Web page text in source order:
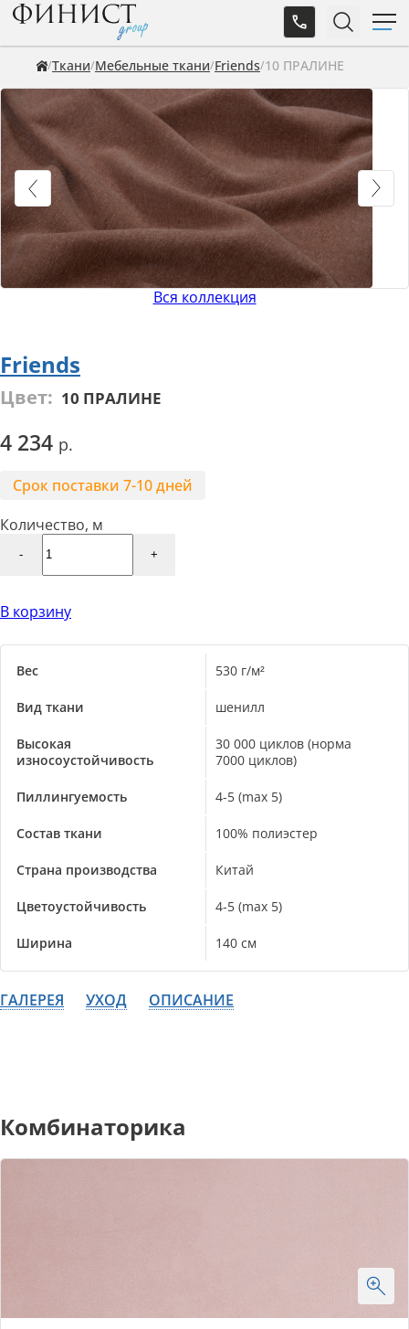
Ткани Мебельные ткани Friends 10 ПРАЛИНЕ
Вся коллекция
Friends
Цвет: 10 ПРАЛИНЕ
4 234
Срок поставки 7-10 дней
Количество, м
- +
В корзину
Вес 530 г/м²
Вид ткани шенилл
Высокая
износоустойчивость
30 000 циклов (норма
7000 циклов)
Пиллингуемость 4-5 (max 5)
Состав ткани 100% полиэстер
Страна производства Китай
Цветоустойчивость 4-5 (max 5)
Ширина 140 см
ГАЛЕРЕЯ УХОД ОПИСАНИЕ
Комбинаторика